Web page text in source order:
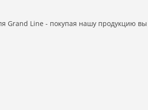
Grand Line - покупая нашу продукцию вы